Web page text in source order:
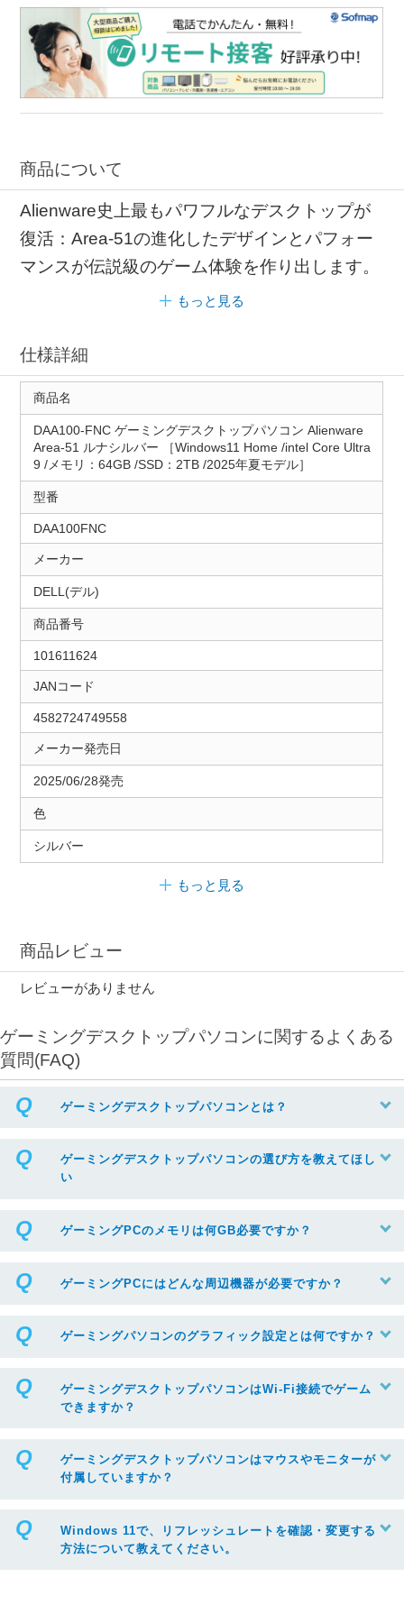
商品について
Alienware史上最もパワフルなデスクトップが
復活：Area-51の進化したデザインとパフォー
マンスが伝説級のゲーム体験を作り出します。
もっと見る
仕様詳細
商品名
DAA100-FNC ゲーミングデスクトップパソコン Alienware
Area-51 ルナシルバー ［Windows11 Home /intel Core Ultra
9 /メモリ：64GB /SSD：2TB /2025年夏モデル］
型番
DAA100FNC
メーカー
DELL(デル)
商品番号
101611624
JANコード
4582724749558
メーカー発売日
2025/06/28発売
色
シルバー
もっと見る
商品レビュー
レビューがありません
ゲーミングデスクトップパソコンに関するよくある
質問(FAQ)
ゲーミングデスクトップパソコンとは？
ゲーミングデスクトップパソコンの選び方を教えてほし
い
ゲーミングPCのメモリは何GB必要ですか？
ゲーミングPCにはどんな周辺機器が必要ですか？
ゲーミングパソコンのグラフィック設定とは何ですか？
ゲーミングデスクトップパソコンはWi-Fi接続でゲーム
できますか？
ゲーミングデスクトップパソコンはマウスやモニターが
付属していますか？
Windows 11で、リフレッシュレートを確認・変更する
方法について教えてください。